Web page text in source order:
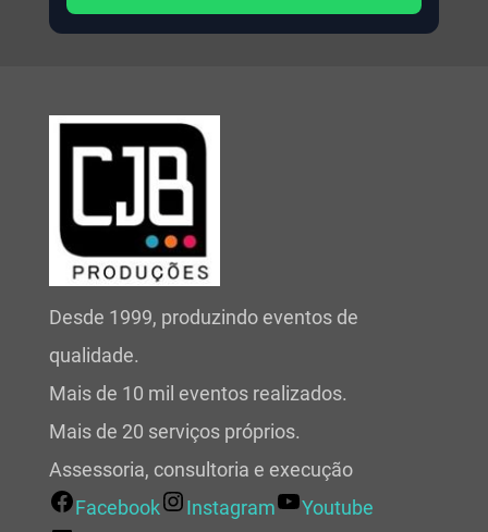
Desde 1999, produzindo eventos de
qualidade.
Mais de 10 mil eventos realizados.
Mais de 20 serviços próprios.
Assessoria, consultoria e execução
Facebook
Instagram
Youtube